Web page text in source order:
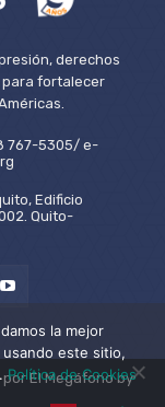
derechos
para fortalecer
767-5305/ e-
Edificio
Quito-
El Megáfono by
la mejor
este sitio,
Política de Cookies